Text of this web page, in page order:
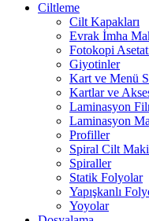
Ciltleme
Cilt Kapakları
Evrak İmha
Fotokopi
Giyotinler
Kart ve Menü
Kartlar ve
Laminasyon
Laminasyon
Profiller
Spiral Cilt
Spiraller
Statik Folyolar
Yapışkanlı
Yoyolar